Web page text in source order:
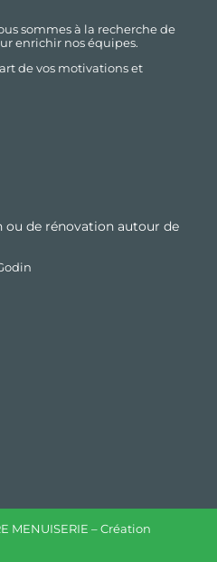
sommes à la recherche de
enrichir nos équipes.
de vos motivations et
de rénovation autour de
MENUISERIE – Création